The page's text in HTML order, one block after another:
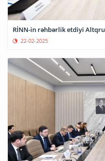
RİNN-in rəhbərlik etdiyi
22-02-2025